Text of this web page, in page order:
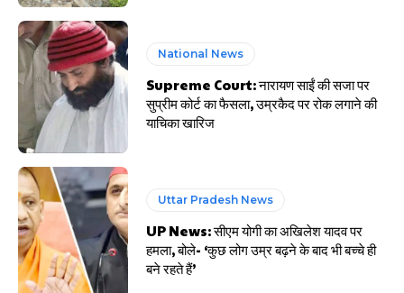
National News
Supreme Court: नारायण साईं की सजा पर
सुप्रीम कोर्ट का फैसला, उम्रकैद पर रोक लगाने की
याचिका खारिज
Uttar Pradesh News
UP News: सीएम योगी का अखिलेश यादव पर
हमला, बोले- ‘कुछ लोग उम्र बढ़ने के बाद भी बच्चे ही
बने रहते हैं’